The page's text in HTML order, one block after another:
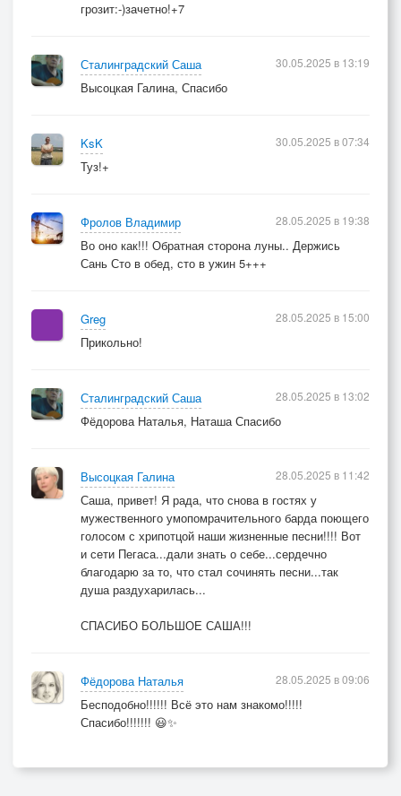
грозит:-)зачетно!+7
Сталинградский Саша
Высоцкая Галина, Спасибо
30.05.2025 в 13:19
KsK
Туз!+
30.05.2025 в 07:34
Фролов Владимир
Во оно как!!! Обратная сторона луны.. Держись
Сань Сто в обед, сто в ужин 5+++
28.05.2025 в 19:38
Greg
Прикольно!
28.05.2025 в 15:00
Сталинградский Саша
Фёдорова Наталья, Наташа Спасибо
28.05.2025 в 13:02
Высоцкая Галина
Саша, привет! Я рада, что снова в гостях у
мужественного умопомрачительного барда поющего
голосом с хрипотцой наши жизненные песни!!!! Вот
и сети Пегаса...дали знать о себе...сердечно
благодарю за то, что стал сочинять песни...так
душа раздухарилась...
СПАСИБО БОЛЬШОЕ САША!!!
28.05.2025 в 11:42
Фёдорова Наталья
Бесподобно!!!!!! Всё это нам знакомо!!!!!
Спасибо!!!!!!! 😃✨
28.05.2025 в 09:06